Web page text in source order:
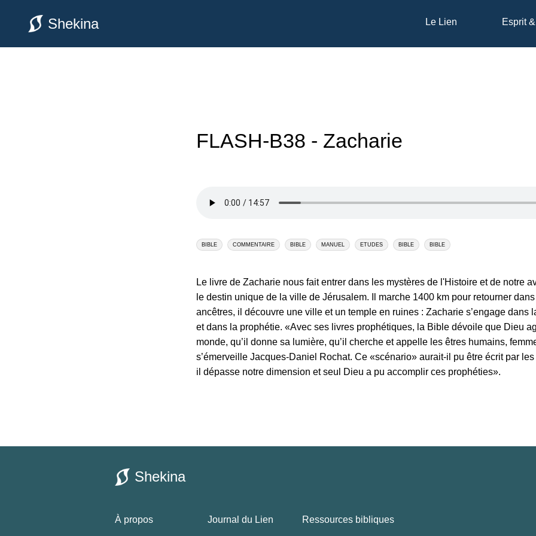
Shekina Le Lien Esprit
FLASH-B38 - Zacharie
BIBLE COMMENTAIRE BIBLE MANUEL ETUDES BIBLE BIBLE
Le livre de Zacharie nous fait entrer dans les mystères de l'Histoire et de notre
le destin unique de la ville de Jérusalem. Il marche 1400 km pour retourner
ancêtres, il découvre une ville et un temple en ruines : Zacharie s’engage dans
et dans la prophétie. «Avec ses livres prophétiques, la Bible dévoile que Dieu
monde, qu’il donne sa lumière, qu’il cherche et appelle les êtres humains,
s’émerveille Jacques-Daniel Rochat. Ce «scénario» aurait-il pu être écrit par
il dépasse notre dimension et seul Dieu a pu accomplir ces prophéties».
Shekina
À propos Journal du Lien Ressources bibliques